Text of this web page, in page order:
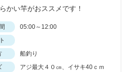
かい竿がおススメです！
05:00～12:00
船釣り
アジ最大４０㎝、イサキ40ｃｍ